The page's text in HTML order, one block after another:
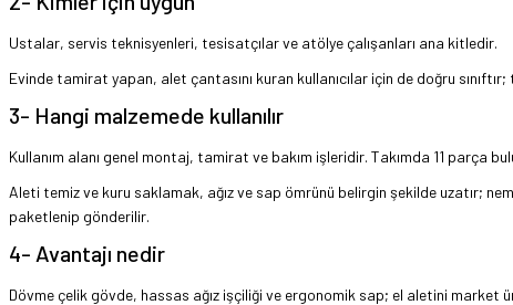
Ustalar, servis teknisyenleri, tesisatçılar ve atölye çalışanları ana kitledir.
Evinde tamirat yapan, alet çantasını kuran kullanıcılar için de doğru
3- Hangi malzemede kullanılır
Kullanım alanı genel montaj, tamirat ve bakım işleridir. Takımda 11 parça
Aleti temiz ve kuru saklamak, ağız ve sap ömrünü belirgin şekilde uzatır;
paketlenip gönderilir.
4- Avantajı nedir
Dövme çelik gövde, hassas ağız işçiliği ve ergonomik sap; el aletini market